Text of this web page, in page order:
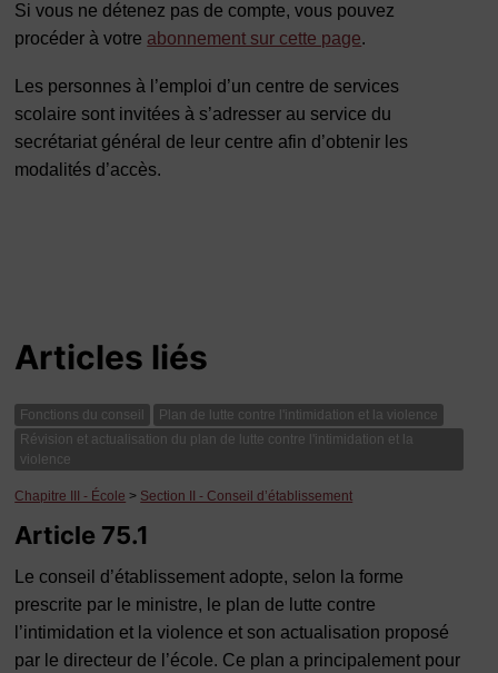
Si vous ne détenez pas de compte, vous pouvez
procéder à votre abonnement sur cette page.
Les personnes à l’emploi d’un centre de services
scolaire sont invitées à s’adresser au service du
secrétariat général de leur centre afin d’obtenir les
modalités d’accès.
Articles liés
Fonctions du conseil
Plan de lutte contre l'intimidation et la violence
Révision et actualisation du plan de lutte contre l'intimidation et la
violence
Chapitre III - École > Section II - Conseil d’établissement
Article 75.1
Le conseil d’établissement adopte, selon la forme
prescrite par le ministre, le plan de lutte contre
l’intimidation et la violence et son actualisation proposé
par le directeur de l’école. Ce plan a principalement pour